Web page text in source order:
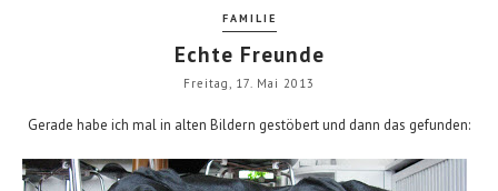
FAMILIE
Echte Freunde
Freitag, 17. Mai 2013
Gerade habe ich mal in alten Bildern gestöbert und dann das gefunden: